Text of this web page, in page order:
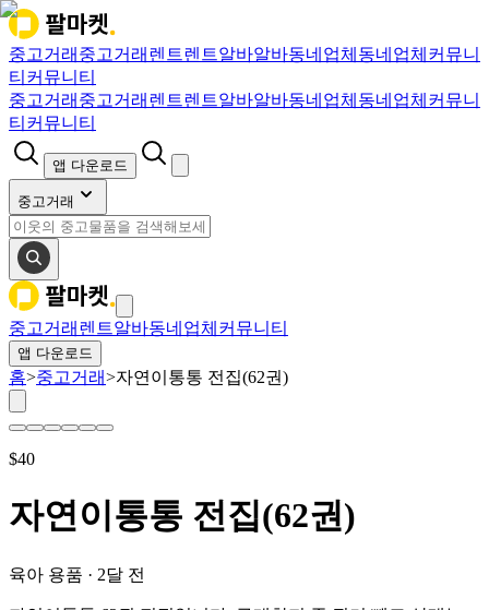
중고거래 중고거래 렌트렌트알바알바동네업체 동네업체 커뮤니
티 커뮤니티
중고거래 중고거래 렌트렌트알바알바동네업체 동네업체 커뮤니
티 커뮤니티
앱 다운로드
중고거래
중고거래 렌트알바동네업체 커뮤니티
앱 다운로드
홈>중고거래>자연이통통 전집(62권)
$40
자연이통통 전집(62권)
육아 용품 · 2달 전